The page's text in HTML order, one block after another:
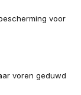
voor
voren geduwd